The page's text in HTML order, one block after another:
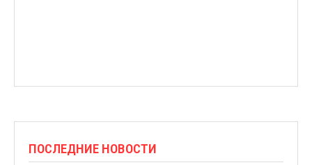
ПОСЛЕДНИЕ НОВОСТИ